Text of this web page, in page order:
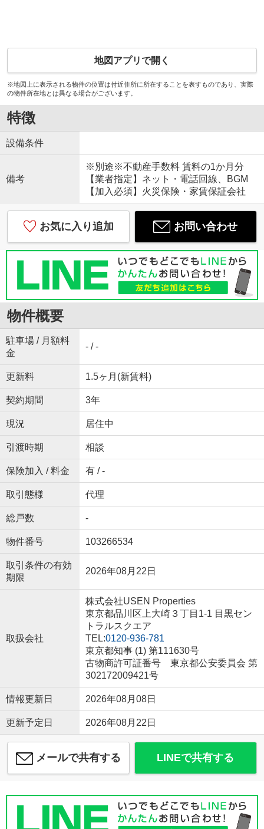
地図アプリで開く
※地図上に表示される物件の位置は付近住所に所在することを表すものであり、実際
の物件所在地とは異なる場合がございます。
特徴
設備条件
備考
※別途※不動産手数料 賃料の1か月分
【業者指定】ネット・電話回線、BGM
【加入必須】火災保険・家賃保証会社
お気に入り追加 お問い合わせ
物件概要
駐車場 / 月額料
金
- / -
更新料 1.5ヶ月(新賃料)
契約期間 3年
現況 居住中
引渡時期 相談
保険加入 / 料金 有 / -
取引態様 代理
総戸数 -
物件番号 103266534
取引条件の有効
期限
2026年08月22日
取扱会社
株式会社USEN Properties
東京都品川区上大崎３丁目1-1 目黒セン
トラルスクエア
TEL:0120-936-781
東京都知事 (1) 第111630号
古物商許可証番号 東京都公安委員会 第
302172009421号
情報更新日 2026年08月08日
更新予定日 2026年08月22日
メールで共有する LINEで共有する